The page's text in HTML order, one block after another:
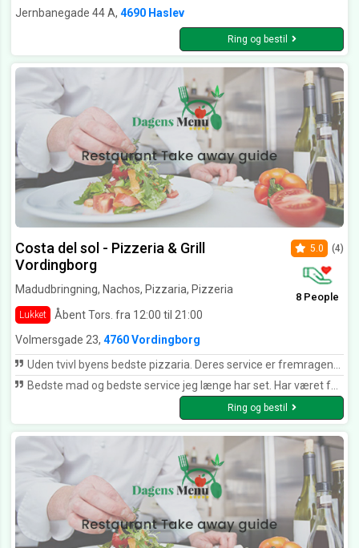
Jernbanegade 44 A, 4690 Haslev
Ring og bestil
Costa del sol - Pizzeria & Grill
Vordingborg
Madudbringning, Nachos, Pizzaria, Pizzeria
Lukket Åbent Tors. fra 12:00 til 21:00
5.0 (4)
8 People
Volmersgade 23, 4760 Vordingborg
Uden tvivl byens bedste pizzaria. Deres service er fremragende, pizza velsmagende og man går altid derfra med et smil.
Bedste mad og bedste service jeg længe har set. Har været forbi mange forskellige pizzaria i Vordingborg Pappas, gyldne hjørne og hvad ved jeg. Troede altid jeg havde smagt på en god pizza, men efter jeg har spist på Costa del sol har jeg virkelig fundet ud af hvordan pizza’er skal smages. KAN KLAR ANBEFALES UDEN TVIVL BYENS BEDSTE
Ring og bestil